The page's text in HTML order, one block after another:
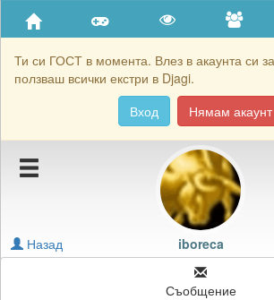
Ти си ГОСТ в момента. Влез в акаунта си
ползваш всички екстри в Djagi.
Вход
Нямам акаунт
Приятели
Хронология на игри
Подаръците на iboreca
Картичките на iboreca
Блокирай iboreca iboreca
Назад
Съобщение